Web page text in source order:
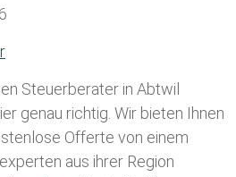
Steuerberater in Abtwil
genau richtig. Wir bieten Ihnen
Offerte von einem
aus ihrer Region